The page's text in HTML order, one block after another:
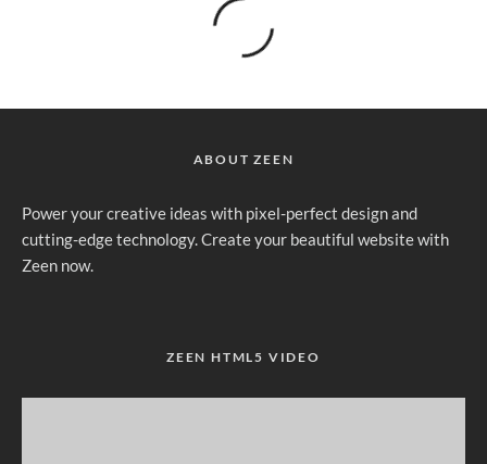
ABOUT ZEEN
Power your creative ideas with pixel-perfect design and
cutting-edge technology. Create your beautiful website with
Zeen now.
ZEEN HTML5 VIDEO